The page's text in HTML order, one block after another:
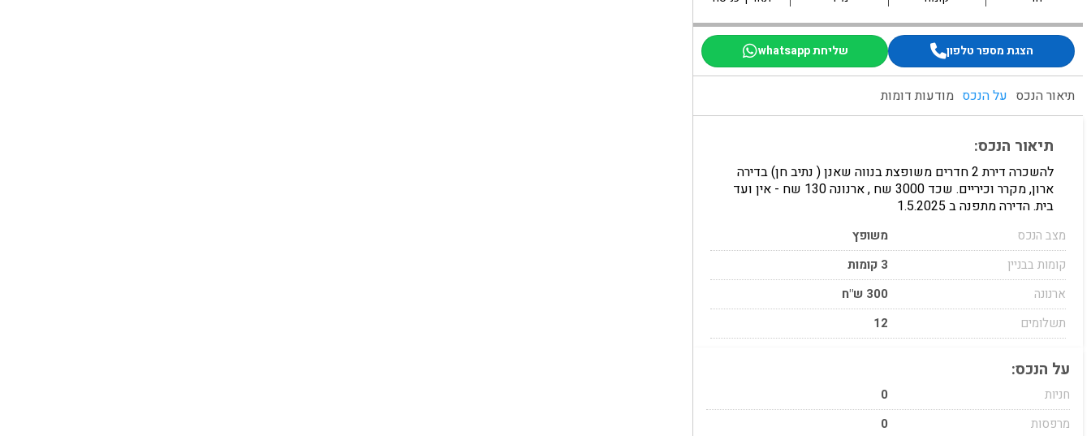
הצגת מספר טלפון שליחת whatsapp
תיאור הנכס על הנכס מודעות דומות
תיאור הנכס:
להשכרה דירת 2 חדרים משופצת בנווה שאנן ( נתיב חן) בדירה
ארון, מקרר וכיריים. שכד 3000 שח , ארנונה 130 שח - אין ועד
בית. הדירה מתפנה ב 1.5.2025
מצב הנכס
משופץ
קומות בבניין
3 קומות
ארנונה
300 ש"ח
תשלומים
12
על הנכס:
חניות
0
מרפסות
0